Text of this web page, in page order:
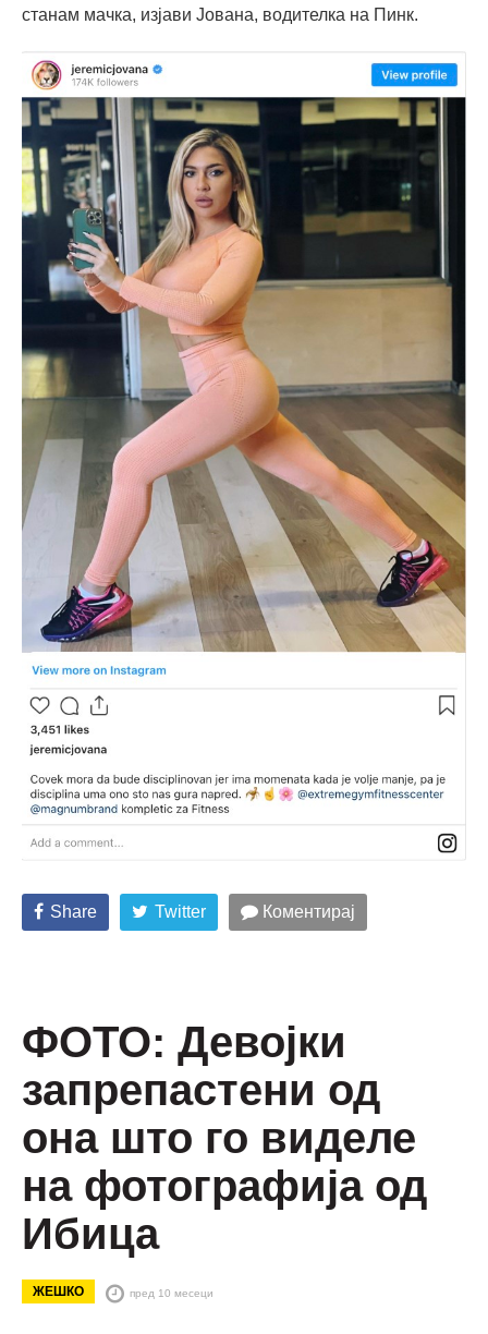
станам мачка, изјави Јована, водителка на Пинк.
Share Twitter Коментирај
ФОТО: Девојки
запрепастени од
она што го виделе
на фотографија од
Ибица
ЖЕШКО пред 10 месеци